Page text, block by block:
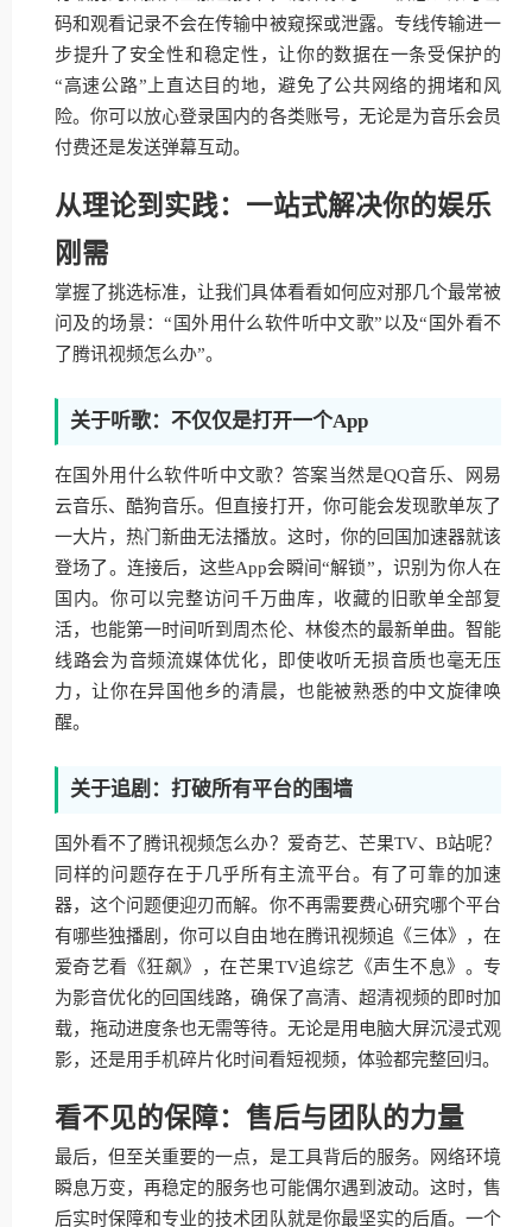
码和观看记录不会在传输中被窥探或泄露。专线传输进一
步提升了安全性和稳定性，让你的数据在一条受保护的
“高速公路”上直达目的地，避免了公共网络的拥堵和风
险。你可以放心登录国内的各类账号，无论是为音乐会员
付费还是发送弹幕互动。
从理论到实践：一站式解决你的娱乐
刚需
掌握了挑选标准，让我们具体看看如何应对那几个最常被
问及的场景：“国外用什么软件听中文歌”以及“国外看不
了腾讯视频怎么办”。
关于听歌：不仅仅是打开一个App
在国外用什么软件听中文歌？答案当然是QQ音乐、网易
云音乐、酷狗音乐。但直接打开，你可能会发现歌单灰了
一大片，热门新曲无法播放。这时，你的回国加速器就该
登场了。连接后，这些App会瞬间“解锁”，识别为你人在
国内。你可以完整访问千万曲库，收藏的旧歌单全部复
活，也能第一时间听到周杰伦、林俊杰的最新单曲。智能
线路会为音频流媒体优化，即使收听无损音质也毫无压
力，让你在异国他乡的清晨，也能被熟悉的中文旋律唤
醒。
关于追剧：打破所有平台的围墙
国外看不了腾讯视频怎么办？爱奇艺、芒果TV、B站呢？
同样的问题存在于几乎所有主流平台。有了可靠的加速
器，这个问题便迎刃而解。你不再需要费心研究哪个平台
有哪些独播剧，你可以自由地在腾讯视频追《三体》，在
爱奇艺看《狂飙》，在芒果TV追综艺《声生不息》。专
为影音优化的回国线路，确保了高清、超清视频的即时加
载，拖动进度条也无需等待。无论是用电脑大屏沉浸式观
影，还是用手机碎片化时间看短视频，体验都完整回归。
看不见的保障：售后与团队的力量
最后，但至关重要的一点，是工具背后的服务。网络环境
瞬息万变，再稳定的服务也可能偶尔遇到波动。这时，售
后实时保障和专业的技术团队就是你最坚实的后盾。一个